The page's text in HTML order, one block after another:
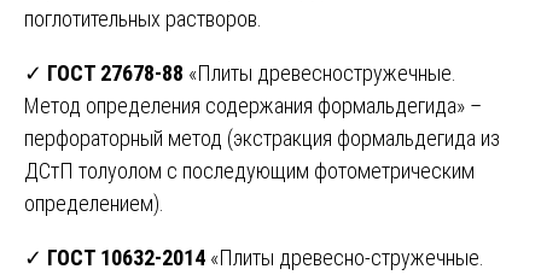
поглотительных растворов.
✓ ГОСТ 27678-88 «Плиты древесностружечные.
Метод определения содержания формальдегида» –
перфораторный метод (экстракция формальдегида из
ДСтП толуолом с последующим фотометрическим
определением).
✓ ГОСТ 10632-2014 «Плиты древесно-стружечные.